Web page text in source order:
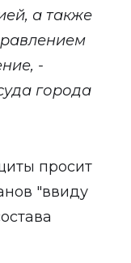
а также
-
города
просит
"ввиду